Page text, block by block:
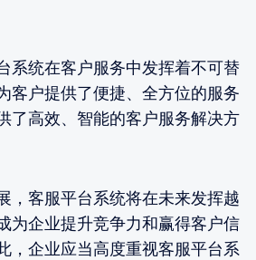
系统在客户服务中发挥着不可替
客户提供了便捷、全方位的服务
了高效、智能的客户服务解决方
，客服平台系统将在未来发挥越
为企业提升竞争力和赢得客户信
，企业应当高度重视客服平台系